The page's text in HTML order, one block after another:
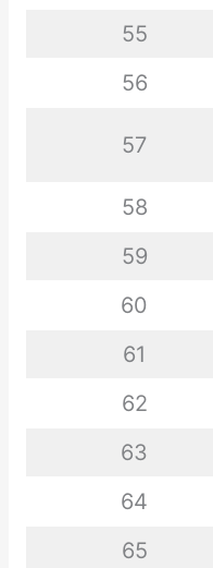
55
56
57
58
59
60
61
62
63
64
65